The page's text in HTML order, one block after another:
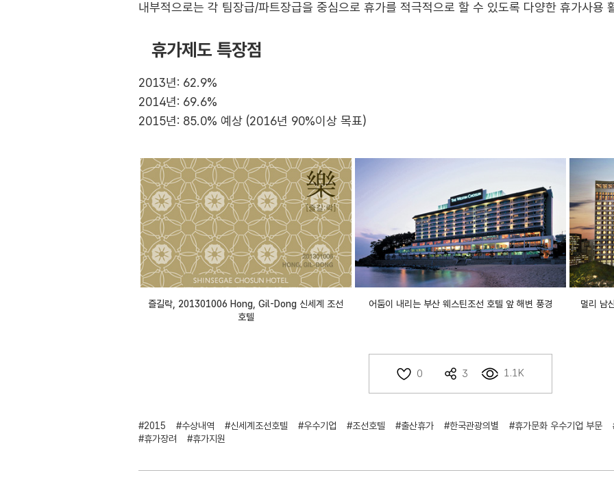
내부적으로는 각 팀장급/파트장급을 중심으로 휴가를 적극적으로 할 수 있도록 다양한 휴가사용
휴가제도 특장점
2013년: 62.9%
2014년: 69.6%
2015년: 85.0% 예상 (2016년 90%이상 목표)
즐길락, 201301006 Hong, Gil-Dong 신세계 조선
호텔
어둠이 내리는 부산 웨스틴조선 호텔 앞 해변 풍경 멀리 남
0 3 1.1K
#2015 #수상내역 #신세계조선호텔 #우수기업 #조선호텔 #출산휴가 #한국관광의별 #휴가문화 우수기업 부문
#휴가장려
#휴가지원